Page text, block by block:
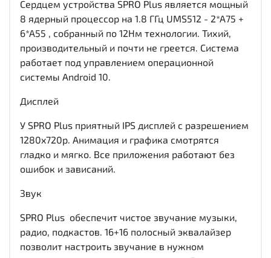
Сердцем устройства SPRO Plus является мощный
8 ядерный процессор на 1.8 ГГц UMS512 - 2*A75 +
6*A55 , собранный по 12Нм технологии. Тихий,
производительный и почти не греется. Система
работает под управлением операционной
системы Android 10.
Дисплей
У SPRO Plus приятный IPS дисплей c разрешением
1280x720р. Анимация и графика смотрятся
гладко и мягко. Все приложения работают без
ошибок и зависаний.
Звук
SPRO Plus обеспечит чистое звучание музыки,
радио, подкастов. 16+16 полосный эквалайзер
позволит настроить звучание в нужном